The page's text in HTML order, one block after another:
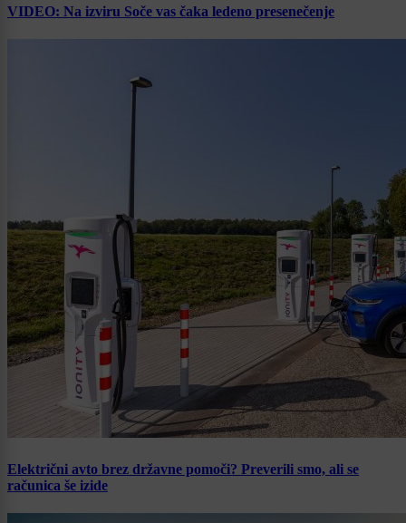
VIDEO: Na izviru Soče vas čaka ledeno presenečenje
Električni avto brez državne pomoči? Preverili smo, ali se
računica še izide